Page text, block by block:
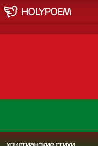
HOLYPOEM